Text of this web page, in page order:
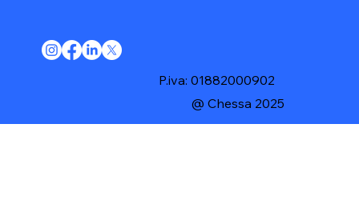
P.iva: 01882000902
@ Chessa 2025